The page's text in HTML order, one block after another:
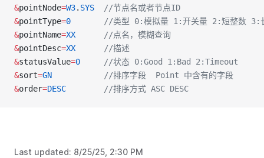
&pointNode=W3. SYS
  //节点名或者节点ID
&pointType=0
//类型 0:模拟量 1:开关量 2:短整数 3:
&pointName=XX
      //点名，模糊查询
&pointDesc=XX
      //描述
&statusValue=0
     //状态 0:Good 1:Bad 2:Timeout
&sort=GN
           //排序字段  Point 中含有的字段
&order=DESC
        //排序方式 ASC DESC
Last updated: 8/25/25, 2:30 PM